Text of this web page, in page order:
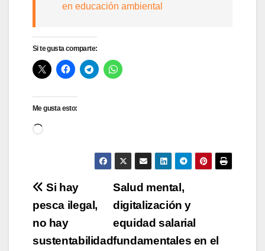
en educación ambiental
Si te gusta comparte:
Me gusta esto:
Cargando...
Navegación
de
entradas
Salud mental,
digitalización y
equidad salarial
fundamentales en el
Si hay
pesca ilegal,
no hay
sustentabilidad